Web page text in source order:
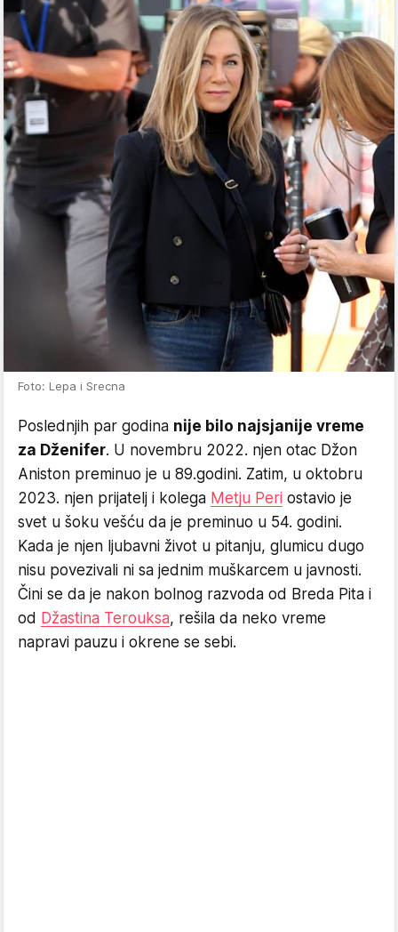
Foto: Lepa i Srecna
Poslednjih par godina nije bilo najsjanije vreme
za Dženifer. U novembru 2022. njen otac Džon
Aniston preminuo je u 89.godini. Zatim, u oktobru
2023. njen prijatelj i kolega Metju Peri ostavio je
svet u šoku vešću da je preminuo u 54. godini.
Kada je njen ljubavni život u pitanju, glumicu dugo
nisu povezivali ni sa jednim muškarcem u javnosti.
Čini se da je nakon bolnog razvoda od Breda Pita i
od Džastina Terouksa, rešila da neko vreme
napravi pauzu i okrene se sebi.